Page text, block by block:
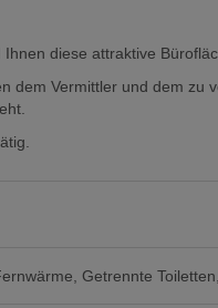
diese attraktive
dem Vermittler und dem zu
Getrennte Toiletten